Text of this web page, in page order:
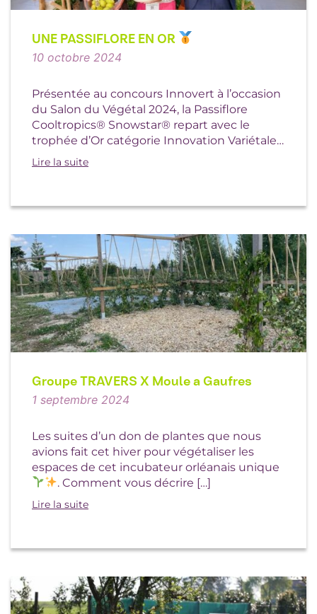
UNE PASSIFLORE EN OR
10 octobre 2024
Présentée au concours Innovert à l’occasion
du Salon du Végétal 2024, la Passiflore
Cooltropics® Snowstar® repart avec le
trophée d’Or catégorie Innovation Variétale
En […]
Lire la suite
Groupe TRAVERS X Moule a Gaufres
1 septembre 2024
Les suites d’un don de plantes que nous
avions fait cet hiver pour végétaliser les
espaces de cet incubateur orléanais unique
. Comment vous décrire […]
Lire la suite